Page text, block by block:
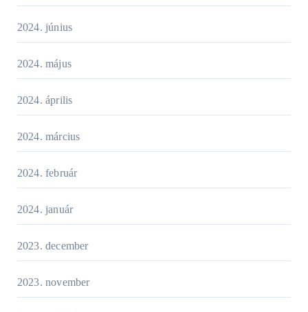
2024. június
2024. május
2024. április
2024. március
2024. február
2024. január
2023. december
2023. november